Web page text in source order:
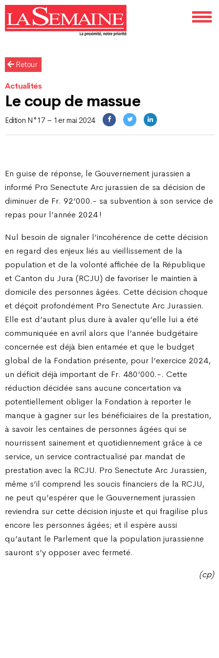
Retour
Actualités
Le coup de massue
Edition N°17 – 1er mai 2024
En guise de réponse, le Gouvernement jurassien a
informé Pro Senectute Arc jurassien de sa décision de
diminuer de Fr. 92’000.- sa subvention à son service de
repas pour l’année 2024 !
Nul besoin de signaler l’incohérence de cette décision
en regard des enjeux liés au vieillissement de la
population et de la volonté affichée de la République
et Canton du Jura (RCJU) de favoriser le maintien à
domicile des personnes âgées. Cette décision choque
et déçoit profondément Pro Senectute Arc Jurassien.
Elle est d’autant plus dure à avaler qu’elle lui a été
communiquée en avril alors que l’année budgétaire
concernée est déjà bien entamée et que le budget
global de la Fondation présente, pour l’exercice 2024,
un déficit déjà important de Fr. 480’000.-. Cette
réduction décidée sans aucune concertation va
potentiellement obliger la Fondation à reporter le
manque à gagner sur les bénéficiaires de la prestation,
à savoir les centaines de personnes âgées qui se
nourrissent sainement et quotidiennement grâce à ce
service, un service contractualisé par mandat de
prestation avec la RCJU. Pro Senectute Arc Jurassien,
même s’il comprend les soucis financiers de la RCJU,
ne peut qu’espérer que le Gouvernement jurassien
reviendra sur cette décision injuste et qui fragilise plus
encore les personnes âgées; et il espère aussi
qu’autant le Parlement que la population jurassienne
sauront s’y opposer avec fermeté.
(cp)